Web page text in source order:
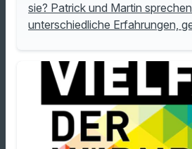
sie? Patrick und Martin
unterschiedliche Erfahrungen,